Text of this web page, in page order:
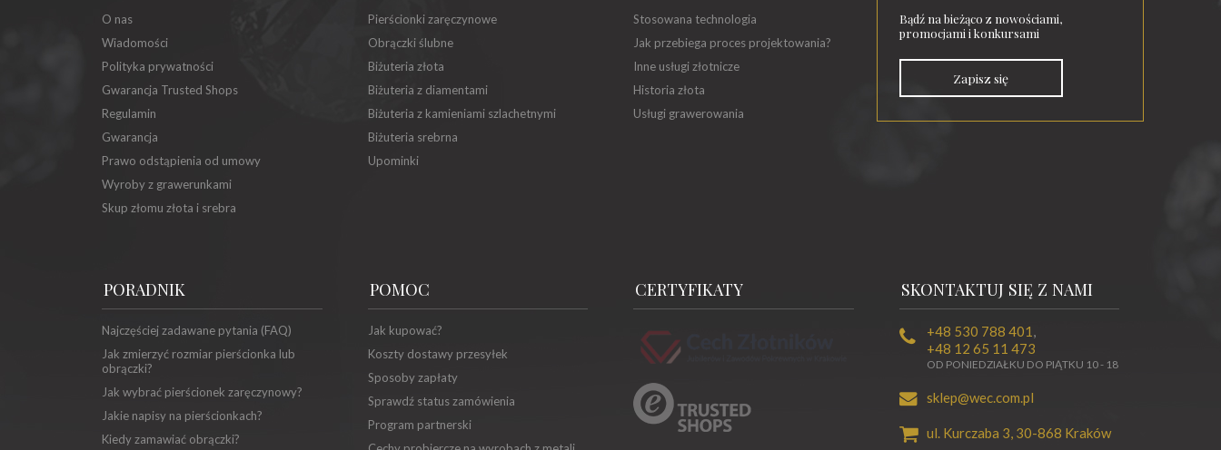
O nas
Wiadomości
Polityka prywatności
Gwarancja Trusted Shops
Regulamin
Gwarancja
Prawo odstąpienia od umowy
Wyroby z grawerunkami
Skup złomu złota i srebra
Pierścionki zaręczynowe
Obrączki ślubne
Biżuteria złota
Biżuteria z diamentami
Biżuteria z kamieniami szlachetnymi
Biżuteria srebrna
Upominki
Stosowana technologia
Jak przebiega proces projektowania?
Inne usługi złotnicze
Historia złota
Usługi grawerowania
Bądź na bieżąco z nowościami,
promocjami i konkursami
Zapisz się
PORADNIK
Najczęściej zadawane pytania (FAQ)
Jak zmierzyć rozmiar pierścionka lub
obrączki?
Jak wybrać pierścionek zaręczynowy?
Jakie napisy na pierścionkach?
Kiedy zamawiać obrączki?
POMOC
Jak kupować?
Koszty dostawy przesyłek
Sposoby zapłaty
Sprawdź status zamówienia
Program partnerski
CERTYFIKATY SKONTAKTUJ SIĘ Z NAMI
+48 530 788 401 ,
+48 12 65 11 473
OD PONIEDZIAŁKU DO PIĄTKU 10 - 18
sklep@wec.com.pl
ul. Kurczaba 3, 30-868 Kraków